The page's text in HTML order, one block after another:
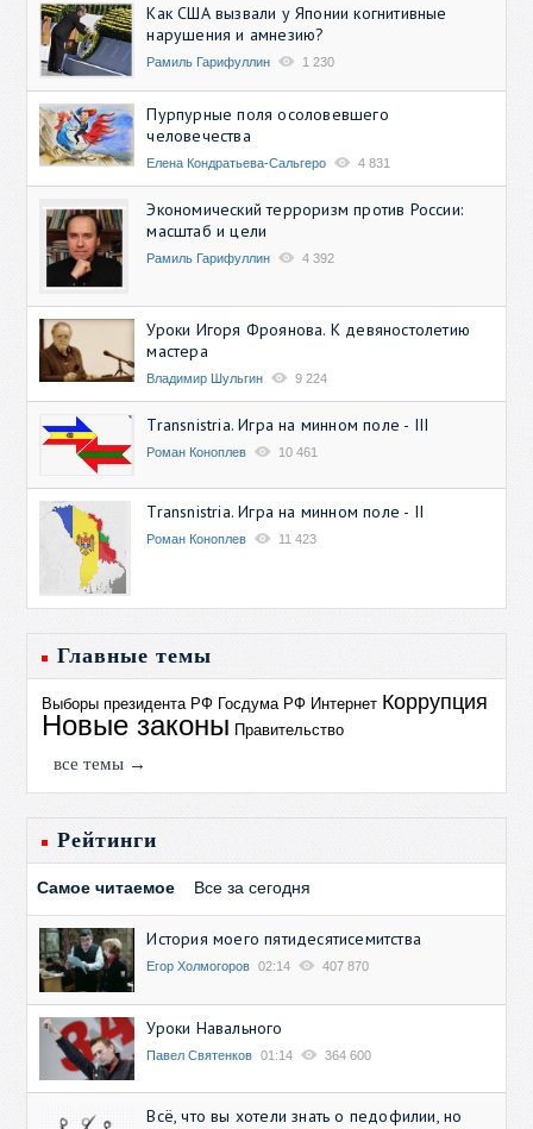
Как США вызвали у Японии когнитивные
нарушения и амнезию?
Рамиль Гарифуллин 1 230
Пурпурные поля осоловевшего
человечества
Елена Кондратьева-Сальгеро 4 831
Экономический терроризм против России:
масштаб и цели
Рамиль Гарифуллин 4 392
Уроки Игоря Фроянова. К девяностолетию
мастера
Владимир Шульгин 9 224
Transnistria. Игра на минном поле - III
Роман Коноплев 10 461
Transnistria. Игра на минном поле - II
Роман Коноплев 11 423
Главные темы
Выборы президента РФ Госдума РФ Интернет Коррупция
Новые законы Правительство
все темы →
Рейтинги
Самое читаемое Все за сегодня
История моего пятидесятисемитства
Егор Холмогоров 02:14 407 870
Уроки Навального
Павел Святенков 01:14 364 600
Всё, что вы хотели знать о педофилии, но